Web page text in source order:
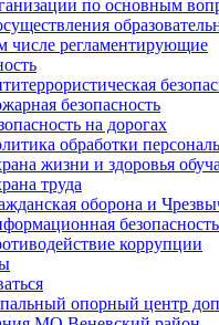
по основным
числе регламентирующие
безопасность
на дорогах
обработки
жизни и здоровья
труда
оборона и
безопасность
коррупции
опорный центр